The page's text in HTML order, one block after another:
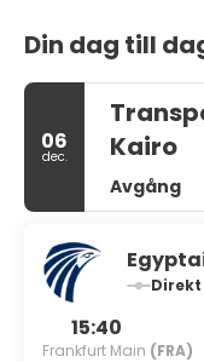
Din dag till
06
dec.
Kairo
Avgång
Direkt
15:40
Frankfurt Main (FRA)